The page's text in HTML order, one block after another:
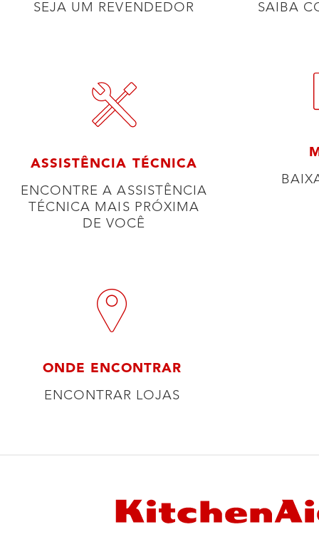
SEJA UM REVENDEDOR
SAIBA
ASSISTÊNCIA TÉCNICA
ENCONTRE A ASSISTÊNCIA
TÉCNICA MAIS PRÓXIMA
DE VOCÊ
ONDE ENCONTRAR
ENCONTRAR LOJAS